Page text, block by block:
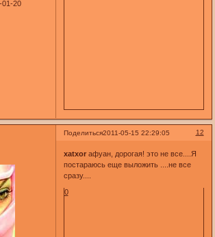
01-20
Поделиться 12
2011-05-15 22:29:05
xatxorафуан, дорогая! это не все....Я
постараюсь еще выложить ....не все
сразу....
0